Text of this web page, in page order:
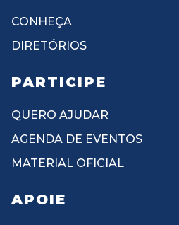
CONHEÇA
DIRETÓRIOS
PARTICIPE
QUERO AJUDAR
AGENDA DE EVENTOS
MATERIAL OFICIAL
APOIE